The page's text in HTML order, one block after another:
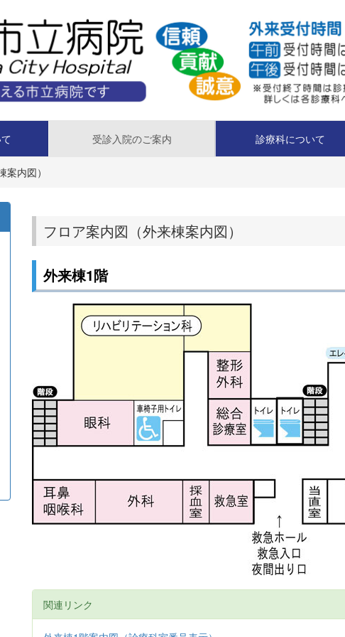
受診入院のご案内 診療科について
内図）
フロア案内図（外来棟案内図）
外来棟1階
関連リンク